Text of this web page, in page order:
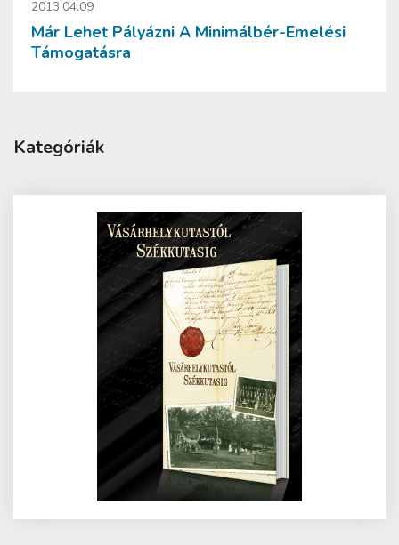
2013.04.09
Már Lehet Pályázni A Minimálbér-Emelési
Támogatásra
Kategóriák